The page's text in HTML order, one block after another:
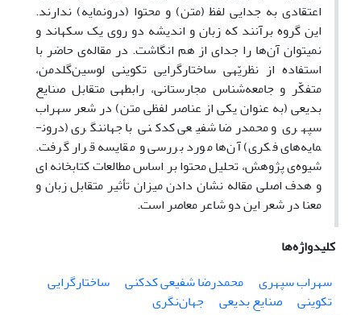
اعتقادی به جدایی لفظ (متن) و محتوا (درون­مایه) ندارند.
این گروه برآنند که زبان و اندیشه دو روی یک سکه­اند و
نمی­توان آن‌ها را جدای از هم انگاشت. در مقاله‌ی حاضر با
استفاده از نظریّه­ی ساختارگرایی تکوینی لوسین‌گلدمن،
متفکّر و جامعه‌شناس مجارستانی، رابطه­ی متقابل صنایع
بدیعی (به عنوان یکی از عناصر لفظی متن) در شعر سهراب
سپهری و محمدرضا شفیعی کدکنی با جهان­نگری (درون­
مایه‌های فکری) آن‌ها مورد بررسی و مقایسه قرار گرفت.
شیوه‌ی پژوهش، تحلیل محتوا بر اساس مطالعات کتابخانه ای
و هدف اصلی مقاله نشان دادن میزان تأثیر متقابل زبان و
معنا در شعر این دو شاعر معاصر است.
کلیدواژه‌ها
سهراب سپهری
محمدرضا شفیعی کدکنی
ساختارگرایی
تکوینی
صنایع بدیعی
جهان‌نگری